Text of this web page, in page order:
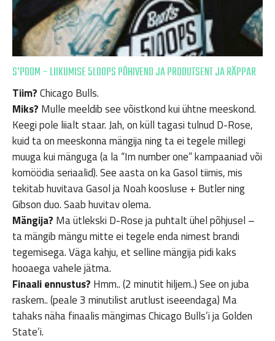
S’POOM – LIIKUMISE 5LOOPS PÕHIVEND JA PRODUTSENT JA RÄPPAR
Tiim?Chicago Bulls.
Miks? Mulle meeldib see võistkond kui ühtne meeskond.
Keegi pole liialt staar. Jah, on küll tagasi tulnud D-Rose,
kuid ta on meeskonna mängija ning ta ei tegele millegi
muuga kui mänguga (a la “Im number one” kampaaniad või
komöödia seriaalid). See aasta on ka Gasol tiimis, mis
tekitab huvitava Gasol ja Noah koosluse + Butler ning
Gibson duo. Saab huvitav olema.
Mängija? Ma ütlekski D-Rose ja puhtalt ühel põhjusel –
ta mängib mängu mitte ei tegele enda nimest brandi
tegemisega. Väga kahju, et selline mängija pidi kaks
hooaega vahele jätma.
Finaali ennustus? Hmm.. (2 minutit hiljem..) See on juba
raskem.. (peale 3 minutilist arutlust iseeendaga) Ma
tahaks näha finaalis mängimas Chicago Bulls’i ja Golden
State’i.